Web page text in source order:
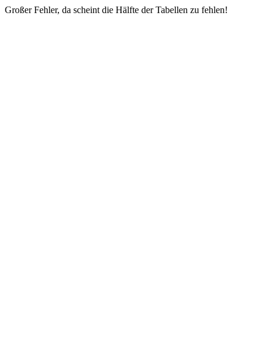
Großer Fehler, da scheint die Hälfte der Tabellen zu fehlen!